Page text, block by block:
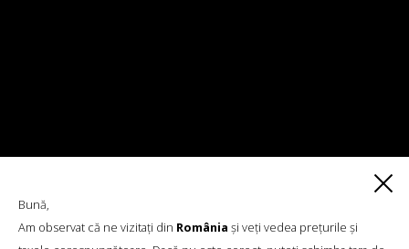
Bună,
Am observat că ne vizitați din România și veți vedea prețurile și